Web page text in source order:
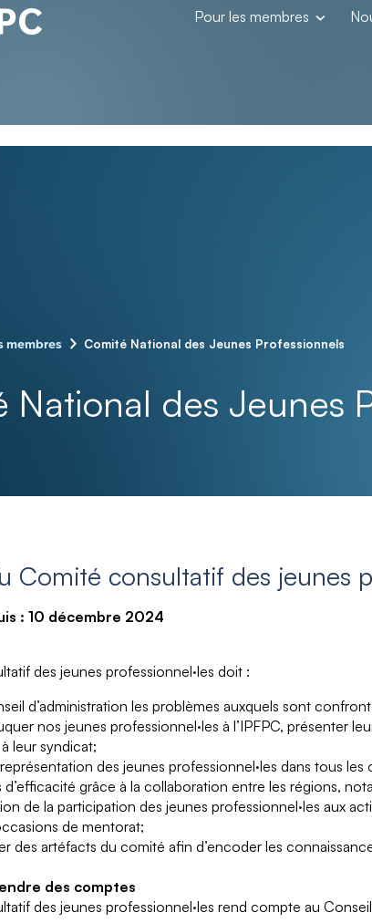
Pour les membres
membres – Comité National des Jeunes Professionnels
National des Jeunes
Comité consultatif des jeunes
: 10 décembre 2024
des jeunes professionnel·les doit :
d’administration les problèmes auxquels sont
nos jeunes professionnel·les à l’IPFPC, présenter
leur syndicat;
des jeunes professionnel·les dans tous
grâce à la collaboration entre les régions,
de la participation des jeunes professionnel·les aux
de mentorat;
des artéfacts du comité afin d’encoder les
des comptes
des jeunes professionnel·les rend compte au Conseil